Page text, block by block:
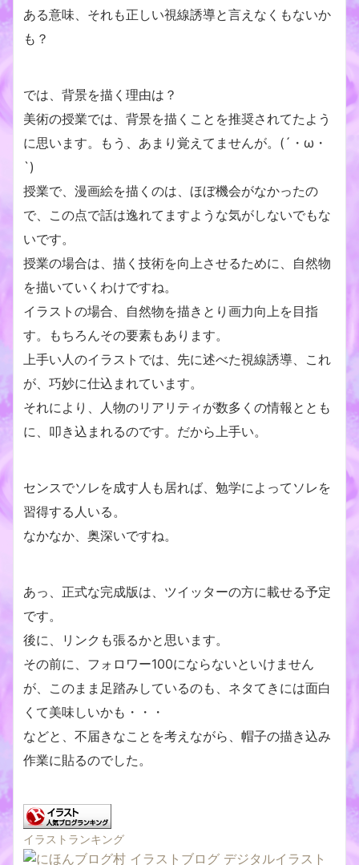
ある意味、それも正しい視線誘導と言えなくもないか
も？
では、背景を描く理由は？
美術の授業では、背景を描くことを推奨されてたよう
に思います。もう、あまり覚えてませんが。(´・ω・
`)
授業で、漫画絵を描くのは、ほぼ機会がなかったの
で、この点で話は逸れてますような気がしないでもな
いです。
授業の場合は、描く技術を向上させるために、自然物
を描いていくわけですね。
イラストの場合、自然物を描きとり画力向上を目指
す。もちろんその要素もあります。
上手い人のイラストでは、先に述べた視線誘導、これ
が、巧妙に仕込まれています。
それにより、人物のリアリティが数多くの情報ととも
に、叩き込まれるのです。だから上手い。
センスでソレを成す人も居れば、勉学によってソレを
習得する人いる。
なかなか、奥深いですね。
あっ、正式な完成版は、ツイッターの方に載せる予定
です。
後に、リンクも張るかと思います。
その前に、フォロワー100にならないといけません
が、このまま足踏みしているのも、ネタてきには面白
くて美味しいかも・・・
などと、不届きなことを考えながら、帽子の描き込み
作業に貼るのでした。
イラストランキング